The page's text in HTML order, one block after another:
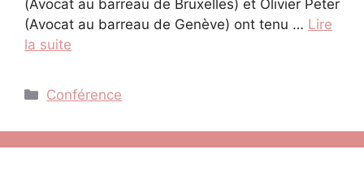
(Avocat au barreau de Bruxelles) et Olivier Peter
(Avocat au barreau de Genève) ont tenu … Lire
la suite
Catégories
Conférence